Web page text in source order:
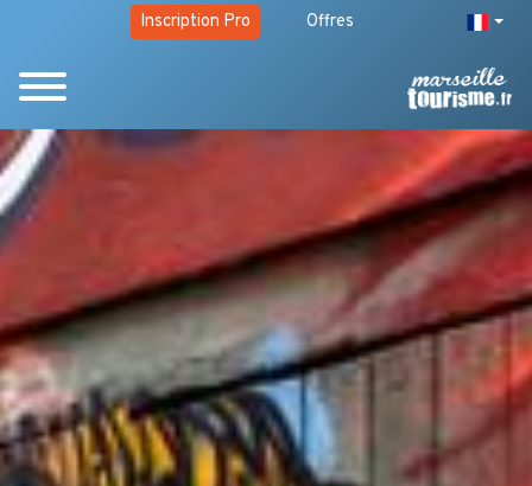
Inscription Pro Offres